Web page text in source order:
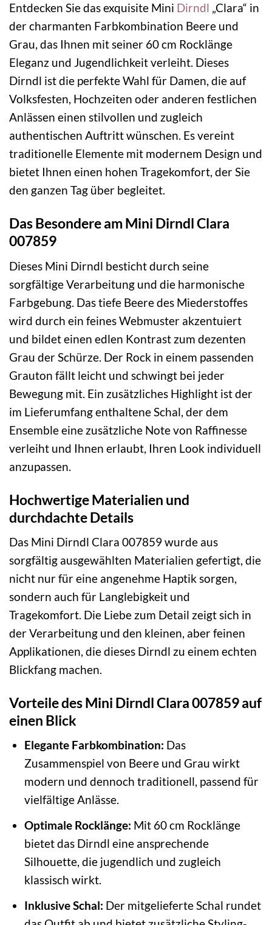
Entdecken Sie das exquisite Mini Dirndl „Clara“ in
der charmanten Farbkombination Beere und
Grau, das Ihnen mit seiner 60 cm Rocklänge
Eleganz und Jugendlichkeit verleiht. Dieses
Dirndl ist die perfekte Wahl für Damen, die auf
Volksfesten, Hochzeiten oder anderen festlichen
Anlässen einen stilvollen und zugleich
authentischen Auftritt wünschen. Es vereint
traditionelle Elemente mit modernem Design und
bietet Ihnen einen hohen Tragekomfort, der Sie
den ganzen Tag über begleitet.
Das Besondere am Mini Dirndl Clara
007859
Dieses Mini Dirndl besticht durch seine
sorgfältige Verarbeitung und die harmonische
Farbgebung. Das tiefe Beere des Miederstoffes
wird durch ein feines Webmuster akzentuiert
und bildet einen edlen Kontrast zum dezenten
Grau der Schürze. Der Rock in einem passenden
Grauton fällt leicht und schwingt bei jeder
Bewegung mit. Ein zusätzliches Highlight ist der
im Lieferumfang enthaltene Schal, der dem
Ensemble eine zusätzliche Note von Raffinesse
verleiht und Ihnen erlaubt, Ihren Look individuell
anzupassen.
Hochwertige Materialien und
durchdachte Details
Das Mini Dirndl Clara 007859 wurde aus
sorgfältig ausgewählten Materialien gefertigt, die
nicht nur für eine angenehme Haptik sorgen,
sondern auch für Langlebigkeit und
Tragekomfort. Die Liebe zum Detail zeigt sich in
der Verarbeitung und den kleinen, aber feinen
Applikationen, die dieses Dirndl zu einem echten
Blickfang machen.
Vorteile des Mini Dirndl Clara 007859 auf
einen Blick
Elegante Farbkombination: Das
Zusammenspiel von Beere und Grau wirkt
modern und dennoch traditionell, passend für
vielfältige Anlässe.
Optimale Rocklänge: Mit 60 cm Rocklänge
bietet das Dirndl eine ansprechende
Silhouette, die jugendlich und zugleich
klassisch wirkt.
Inklusive Schal: Der mitgelieferte Schal rundet